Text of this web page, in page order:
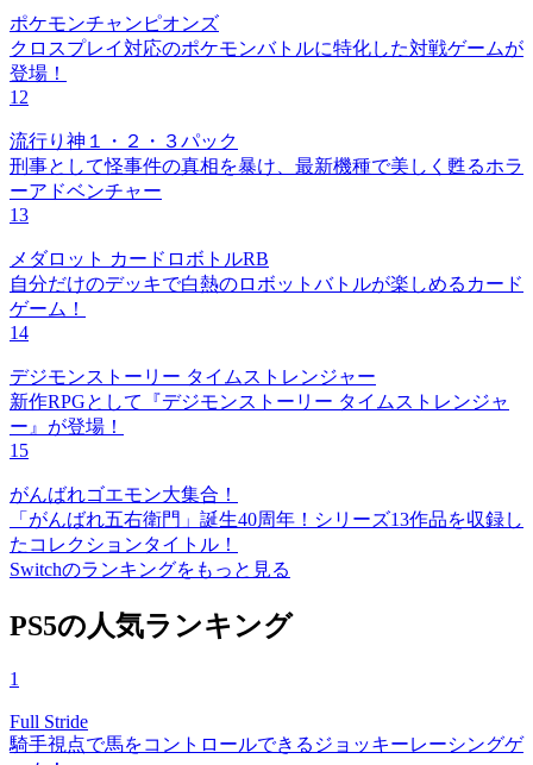
ポケモンチャンピオンズ
クロスプレイ対応のポケモンバトルに特化した対戦ゲームが
登場！
12
流行り神１・２・３パック
刑事として怪事件の真相を暴け、最新機種で美しく甦るホラ
ーアドベンチャー
13
メダロット カードロボトルRB
自分だけのデッキで白熱のロボットバトルが楽しめるカード
ゲーム！
14
デジモンストーリー タイムストレンジャー
新作RPGとして『デジモンストーリー タイムストレンジャ
ー』が登場！
15
がんばれゴエモン大集合！
「がんばれ五右衛門」誕生40周年！シリーズ13作品を収録し
たコレクションタイトル！
Switchのランキングをもっと見る
PS5の人気ランキング
1
Full Stride
騎手視点で馬をコントロールできるジョッキーレーシングゲ